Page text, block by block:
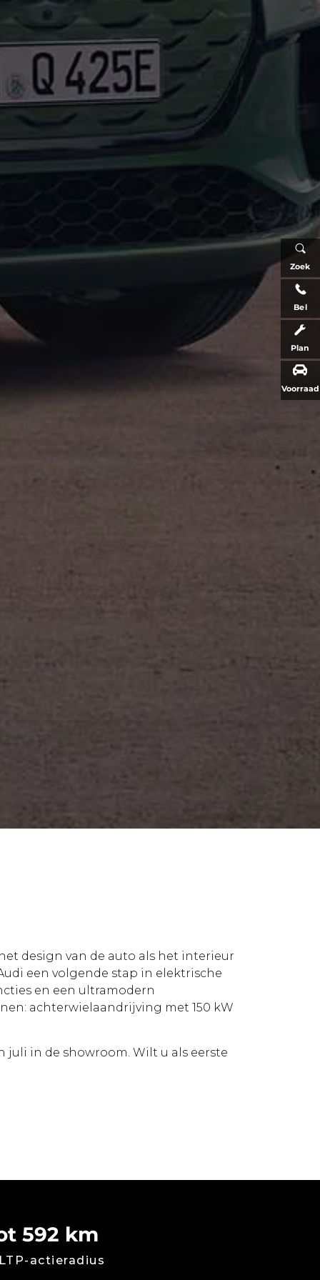
Zoek
Bel
Plan
Voorraad
design van de auto als het interieur
een volgende stap in elektrische
en een ultramodern
achterwielaandrijving met 150 kW
in de showroom. Wilt u als eerste
592 km
actieradius